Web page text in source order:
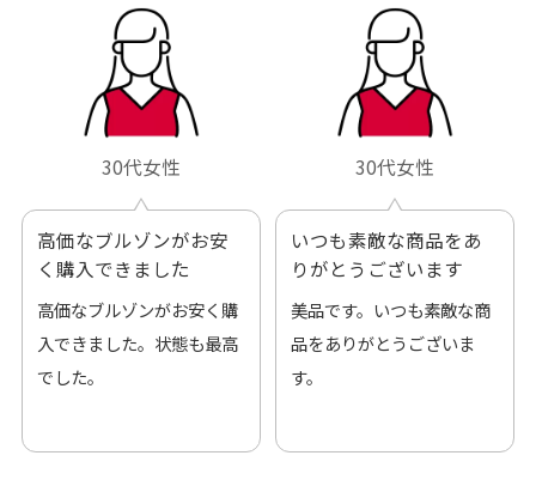
30代女性
高価なブルゾンがお安
く購入できました
高価なブルゾンがお安く購
入できました。状態も最高
でした。
30代女性
いつも素敵な商品をあ
りがとうございます
美品です。いつも素敵な商
品をありがとうございま
す。